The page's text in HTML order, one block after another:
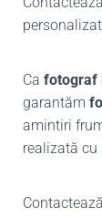
Ca fotograf
garantăm
amintiri
realizată